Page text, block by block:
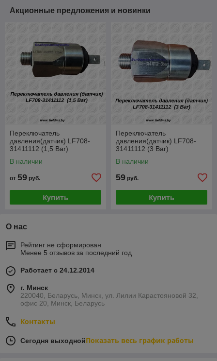
Акционные предложения и новинки
Переключатель
давления(датчик) LF708-
31411112 (1,5 Bar)
В наличии
от 59 руб.
Купить
Переключатель
давления(датчик) LF708-
31411112 (3 Bar)
В наличии
59 руб.
Купить
О нас
Рейтинг не сформирован
Менее 5 отзывов за последний год
Работает с 24.12.2014
г. Минск
220040, Беларусь, Минск, ул. Лилии Карастояновой 32,
офис 20, Минск, Беларусь
Контакты
Сегодня выходнойПоказать весь график работы